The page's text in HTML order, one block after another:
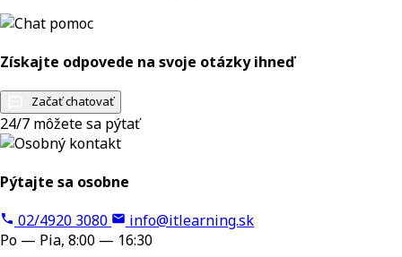
Získajte odpovede na svoje otázky ihneď
Začať chatovať
24/7 môžete sa pýtať
Pýtajte sa osobne
02/4920 3080
info@itlearning.sk
Po — Pia, 8:00 — 16:30